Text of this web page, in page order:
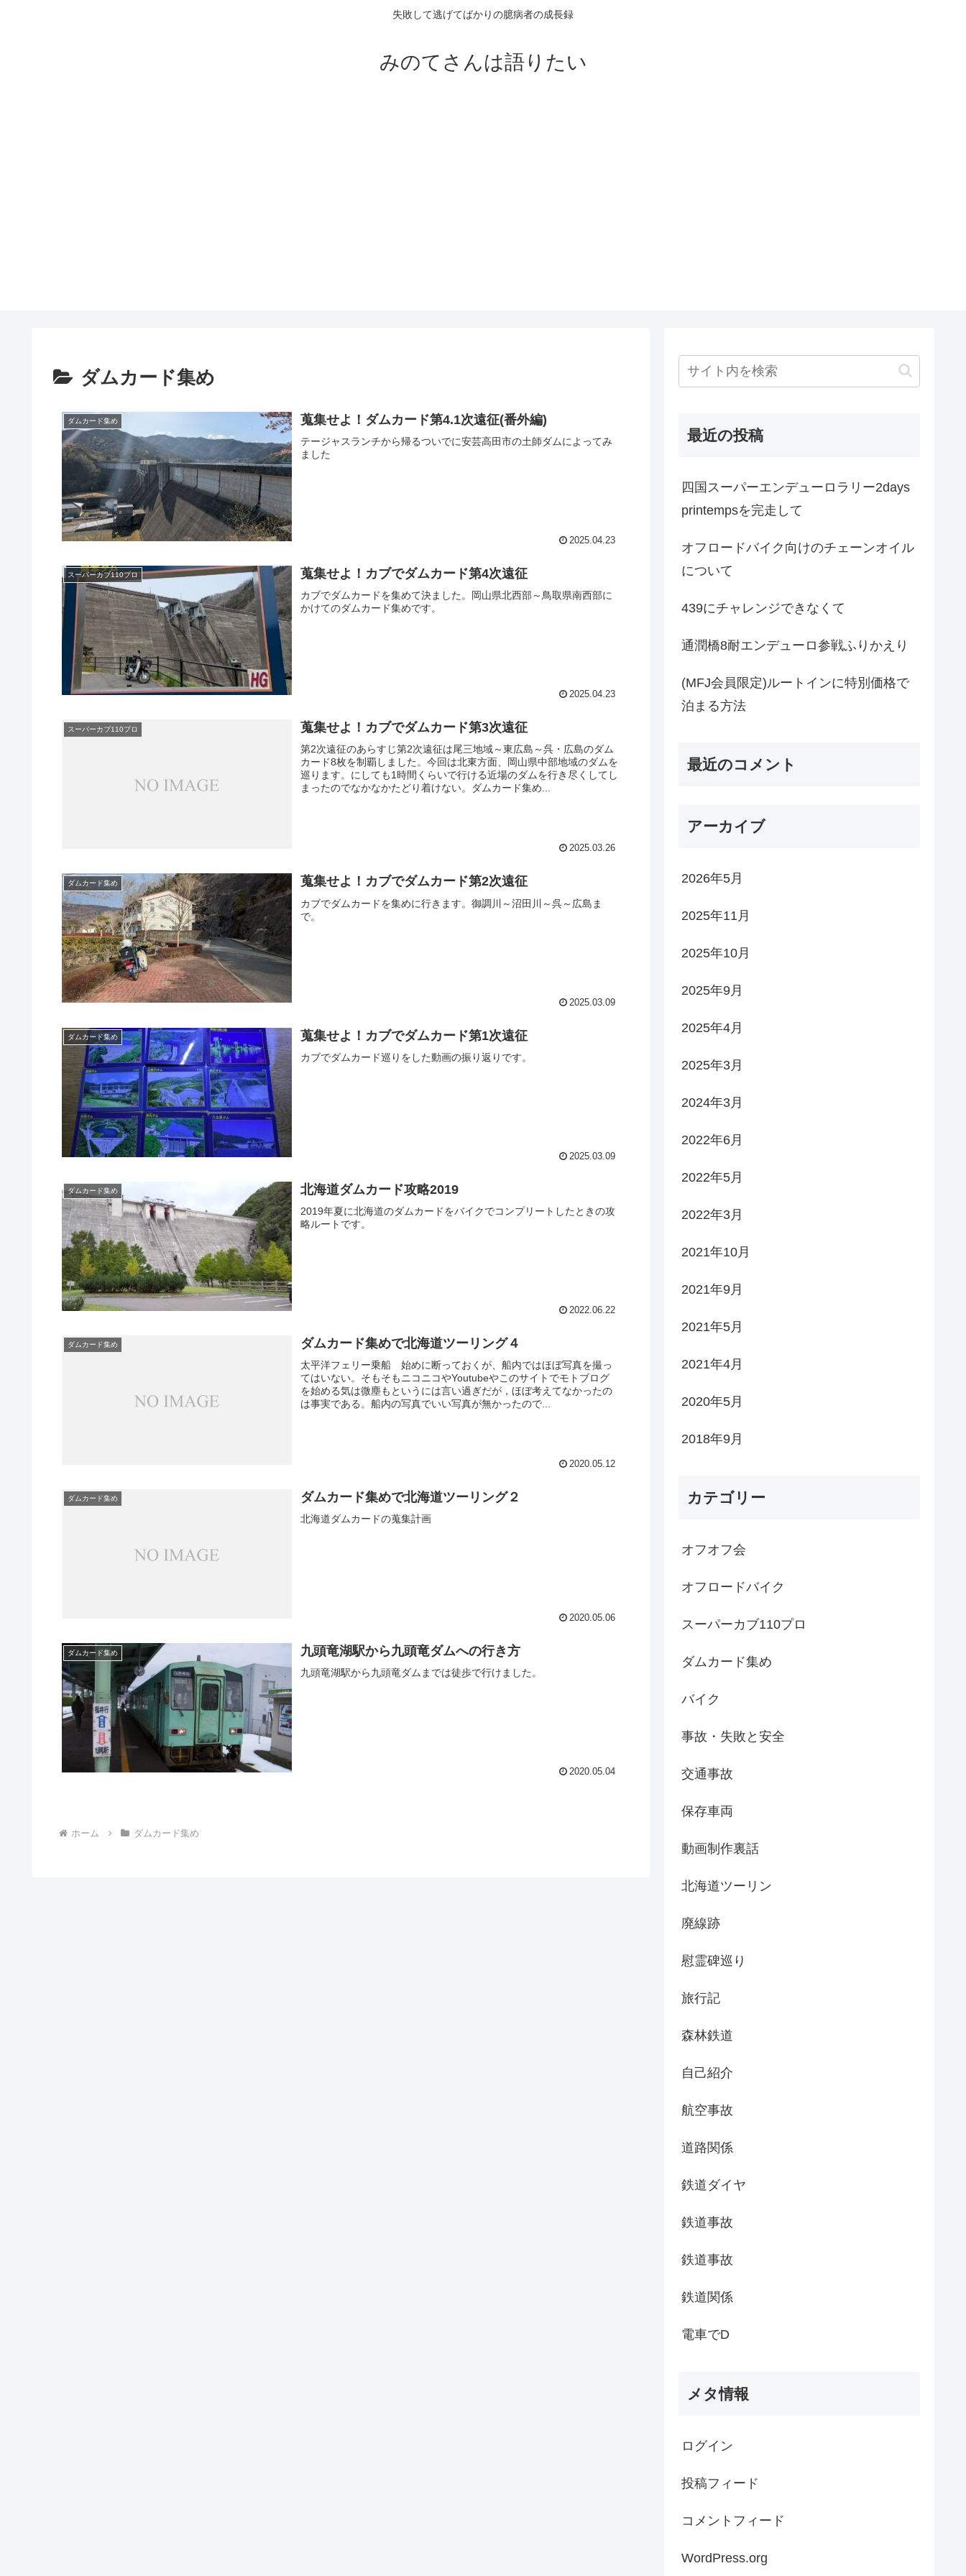
失敗して逃げてばかりの臆病者の成長録
みのてさんは語りたい
ダムカード集め
ダムカード集め 蒐集せよ！ダムカード第4.1次遠征(番外編)
テージャスランチから帰るついでに安芸高田市の土師ダムによってみ
ました
2025.04.23
スーパーカブ110プロ 蒐集せよ！カブでダムカード第4次遠征
カブでダムカードを集めて決ました。岡山県北西部～鳥取県南西部に
かけてのダムカード集めです。
2025.04.23
スーパーカブ110プロ 蒐集せよ！カブでダムカード第3次遠征
第2次遠征のあらすじ第2次遠征は尾三地域～東広島～呉・広島のダム
カード8枚を制覇しました。今回は北東方面、岡山県中部地域のダムを
巡ります。にしても1時間くらいで行ける近場のダムを行き尽くしてし
まったのでなかなかたどり着けない。ダムカード集め...
2025.03.26
ダムカード集め 蒐集せよ！カブでダムカード第2次遠征
カブでダムカードを集めに行きます。御調川～沼田川～呉～広島ま
で。
2025.03.09
ダムカード集め 蒐集せよ！カブでダムカード第1次遠征
カブでダムカード巡りをした動画の振り返りです。
2025.03.09
ダムカード集め 北海道ダムカード攻略2019
2019年夏に北海道のダムカードをバイクでコンプリートしたときの攻
略ルートです。
2022.06.22
ダムカード集め ダムカード集めで北海道ツーリング４
太平洋フェリー乗船 始めに断っておくが、船内ではほぼ写真を撮っ
てはいない。そもそもニコニコやYoutubeやこのサイトでモトブログ
を始める気は微塵もというには言い過ぎだが，ほぼ考えてなかったの
は事実である。船内の写真でいい写真が無かったので...
2020.05.12
ダムカード集め ダムカード集めで北海道ツーリング２
北海道ダムカードの蒐集計画
2020.05.06
ダムカード集め 九頭竜湖駅から九頭竜ダムへの行き方
九頭竜湖駅から九頭竜ダムまでは徒歩で行けました。
2020.05.04
ホーム ダムカード集め
最近の投稿
四国スーパーエンデューロラリー2days
printempsを完走して
オフロードバイク向けのチェーンオイル
について
439にチャレンジできなくて
通潤橋8耐エンデューロ参戦ふりかえり
(MFJ会員限定)ルートインに特別価格で
泊まる方法
最近のコメント
アーカイブ
2026年5月
2025年11月
2025年10月
2025年9月
2025年4月
2025年3月
2024年3月
2022年6月
2022年5月
2022年3月
2021年10月
2021年9月
2021年5月
2021年4月
2020年5月
2018年9月
カテゴリー
オフオフ会
オフロードバイク
スーパーカブ110プロ
ダムカード集め
バイク
事故・失敗と安全
交通事故
保存車両
動画制作裏話
北海道ツーリン
廃線跡
慰霊碑巡り
旅行記
森林鉄道
自己紹介
航空事故
道路関係
鉄道ダイヤ
鉄道事故
鉄道事故
鉄道関係
電車でD
メタ情報
ログイン
投稿フィード
コメントフィード
WordPress.org